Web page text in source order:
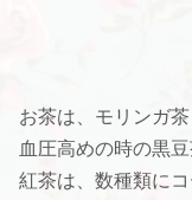
お茶は、モリンガ
血圧高めの時の黒
紅茶は、数種類に